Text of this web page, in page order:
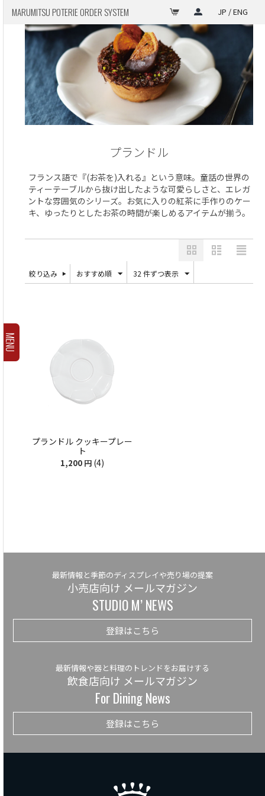
MARUMITSU POTERIE ORDER SYSTEM JP / ENG
MENU
プランドル
フランス語で『(お茶を)入れる』という意味。童話の世界の
ティーテーブルから抜け出したような可愛らしさと、エレガ
ントな雰囲気のシリーズ。お気に入りの紅茶に手作りのケー
キ、ゆったりとしたお茶の時間が楽しめるアイテムが揃う。
絞り込み おすすめ順 32 件ずつ表示
プランドル クッキープレー
ト
1,200 円 (4)
最新情報と季節のディスプレイや売り場の提案
小売店向け メールマガジン
STUDIO M’ NEWS
登録はこちら
最新情報や器と料理のトレンドをお届けする
飲食店向け メールマガジン
For Dining News
登録はこちら